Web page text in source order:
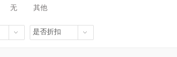
无 其他
是否折扣